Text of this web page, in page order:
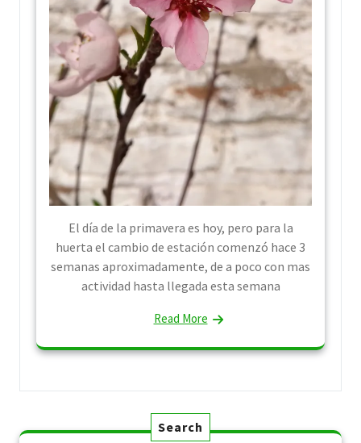
El día de la primavera es hoy, pero para la
huerta el cambio de estación comenzó hace 3
semanas aproximadamente, de a poco con mas
actividad hasta llegada esta semana
Read More
Search